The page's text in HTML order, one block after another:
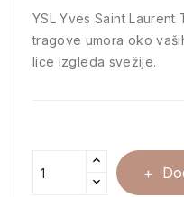
YSL Yves Saint
tragove umora oko
lice izgleda svežije.